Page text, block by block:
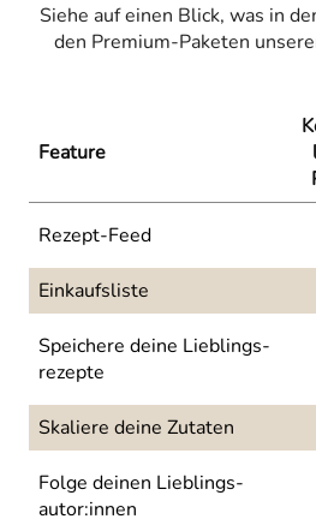
Siehe auf einen Blick, was in
den Premium-Paketen
Feature
Rezept-Feed
Einkaufsliste
Speichere deine Lieblings­
rezepte
Skaliere deine Zutaten
Folge deinen Lieblings­
autor:innen